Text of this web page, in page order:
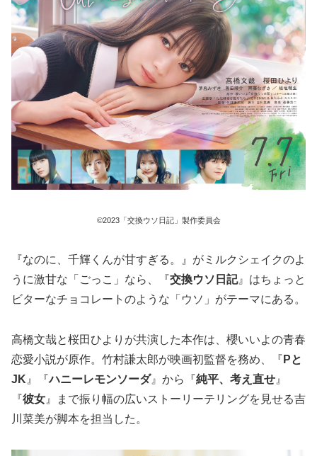
©2023「交換ウソ日記」製作委員会
『なのに、千輝くんが甘すぎる。』がミルクシェイクのよ
うに激甘な「ごっこ」なら、『交換ウソ日記』はちょっと
ビターなチョコレートのような「ウソ」がテーマにある。
高橋文哉と桜田ひよりが共演した本作は、櫻いいよの青春
恋愛小説が原作。竹村謙太郎が映画初監督を務め、『 Pと
JK 』『ハニーレモンソーダ』から『純平、考え直せ 』
『彼女 』まで振り幅の広いストーリーテリングを見せる吉
川菜美が脚本を担当した。